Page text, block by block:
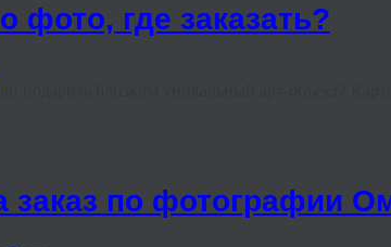
где заказать?
заказ по фотографии